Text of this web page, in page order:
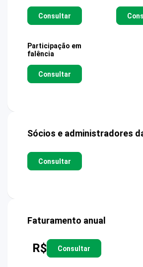
Consultar
Participação em
falência
Consultar
Sócios e administradores
Consultar
Faturamento anual
R$ Consultar